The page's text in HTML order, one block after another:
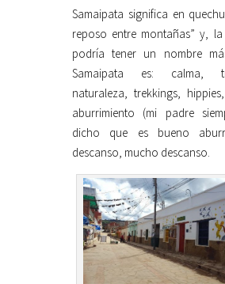
Samaipata significa en
reposo entre montañas” y,
podría tener un nombre
Samaipata es: calma,
naturaleza, trekkings,
aburrimiento (mi padre
dicho que es bueno
descanso, mucho descanso.